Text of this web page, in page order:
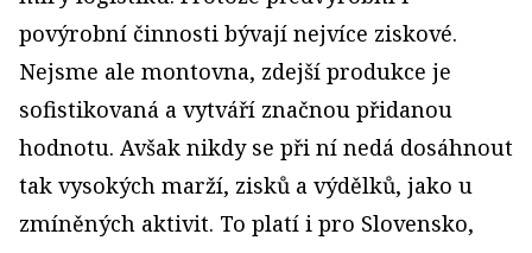
povýrobní činnosti bývají nejvíce ziskové.
Nejsme ale montovna, zdejší produkce je
sofistikovaná a vytváří značnou přidanou
hodnotu. Avšak nikdy se při ní nedá dosáhnout
tak vysokých marží, zisků a výdělků, jako u
zmíněných aktivit. To platí i pro Slovensko,